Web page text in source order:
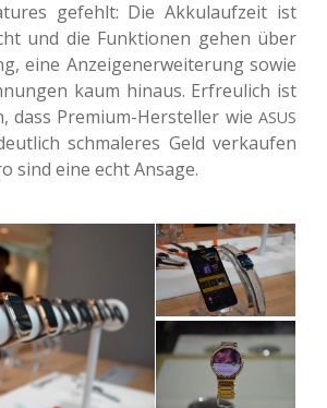
gefehlt: Die Akku­lauf­zeit ist
und die Funk­tio­nen gehen über
eine Anzei­ge­n­er­wei­te­rung sowie
kaum hinaus. Erfreu­lich ist
dass Pre­mi­um-Her­stel­ler wie ASUS
schma­le­res Geld ver­kau­fen
sind eine echt Ansage.